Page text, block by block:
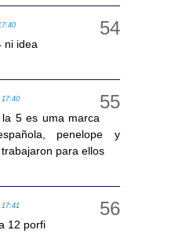
ni idea
17:40
5 es uma marca
penelope y
para ellos
17:41
12 porfi